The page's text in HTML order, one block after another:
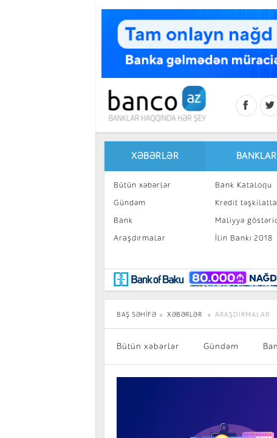
XƏBƏRLƏR
Bütün xəbərlər
Gündəm
Bank
Araşdırmalar
Maraqlı
BancoTV
Müsahibə
BANKLAR
Bank Kataloqu
Kredit
Maliyyə
İlin Bankı 2018
BAŞ SƏHIFƏ XƏBƏRLƏR ARAŞDIRMALAR
Bütün xəbərlər Gündəm